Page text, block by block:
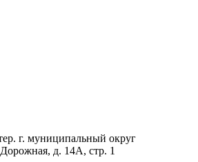
г. муниципальный округ
д. 14А, стр. 1